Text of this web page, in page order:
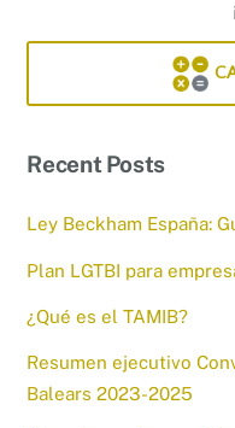
Recent Posts
Ley Beckham España:
Plan LGTBI para
¿Qué es el TAMIB?
Resumen ejecutivo
Balears 2023-2025